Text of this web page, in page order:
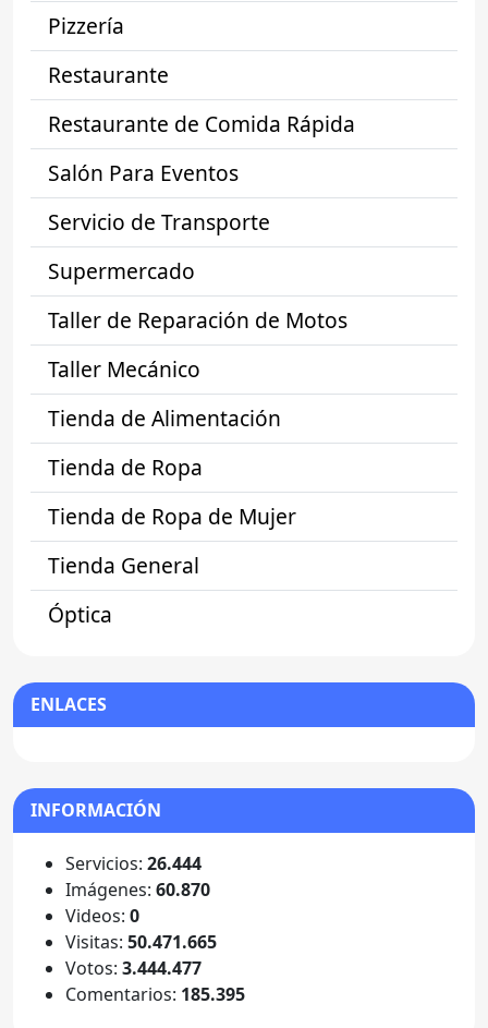
Pizzería
Restaurante
Restaurante de Comida Rápida
Salón Para Eventos
Servicio de Transporte
Supermercado
Taller de Reparación de Motos
Taller Mecánico
Tienda de Alimentación
Tienda de Ropa
Tienda de Ropa de Mujer
Tienda General
Óptica
ENLACES
INFORMACIÓN
Servicios: 26.444
Imágenes: 60.870
Videos: 0
Visitas: 50.471.665
Votos: 3.444.477
Comentarios: 185.395